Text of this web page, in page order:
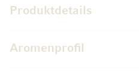
Produktdetails
Aromenprofil